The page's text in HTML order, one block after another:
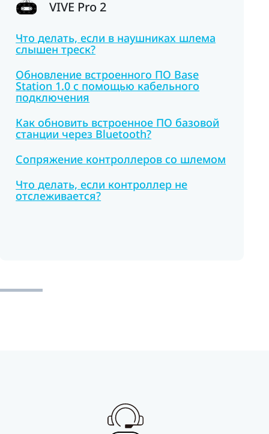
VIVE Pro 2
Что делать, если в наушниках шлема
слышен треск?
Обновление встроенного ПО Base
Station 1.0 с помощью кабельного
подключения
Как обновить встроенное ПО базовой
станции через Bluetooth?
Сопряжение контроллеров со шлемом
Что делать, если контроллер не
отслеживается?